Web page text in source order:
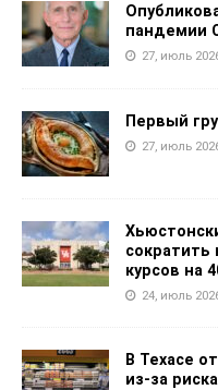
пандемии
27, июль
Первый
27, июль
сократить
курсов на
24, июль
В Техасе
из-за